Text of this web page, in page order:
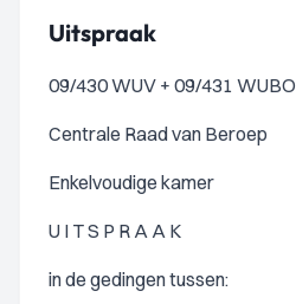
Uitspraak
09/430 WUV + 09/431 WUBO
Centrale Raad van Beroep
Enkelvoudige kamer
U I T S P R A A K
in de gedingen tussen: